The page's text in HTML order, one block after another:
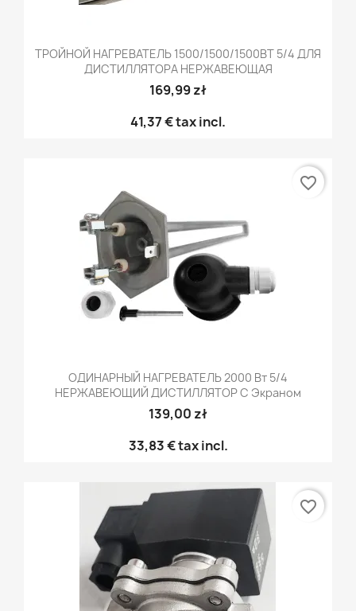
ТРОЙНОЙ НАГРЕВАТЕЛЬ 1500/1500/1500ВТ 5/4 ДЛЯ
ДИСТИЛЛЯТОРА НЕРЖАВЕЮЩАЯ
169,99 zł
41,37 €tax incl.
ОДИНАРНЫЙ НАГРЕВАТЕЛЬ 2000 Вт 5/4
НЕРЖАВЕЮЩИЙ ДИСТИЛЛЯТОР С Экраном
139,00 zł
33,83 €tax incl.
favorite_border
favorite_border